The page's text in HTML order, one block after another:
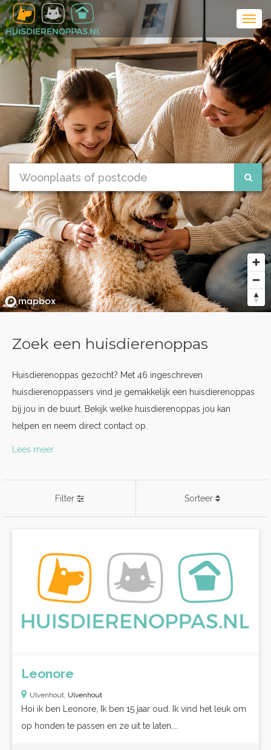
Zoek een huisdierenoppas
Huisdierenoppas gezocht? Met 46 ingeschreven
huisdierenoppassers vind je gemakkelijk een huisdierenoppas
bij jou in de buurt. Bekijk welke huisdierenoppas jou kan
helpen en neem direct contact op.
Lees meer
Filter Sorteer
Leonore
Ulvenhout, Ulvenhout
Hoi ik ben Leonore, Ik ben 15 jaar oud. Ik vind het leuk om
op honden te passen en ze uit te laten....